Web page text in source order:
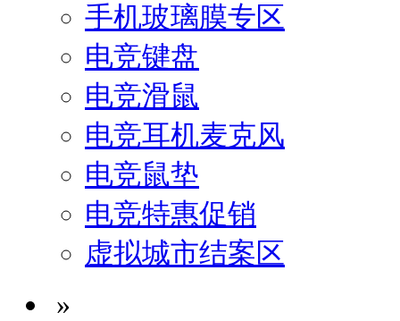
手机玻璃膜专区
电竞键盘
电竞滑鼠
电竞耳机麦克风
电竞鼠垫
电竞特惠促销
虚拟城市结案区
»